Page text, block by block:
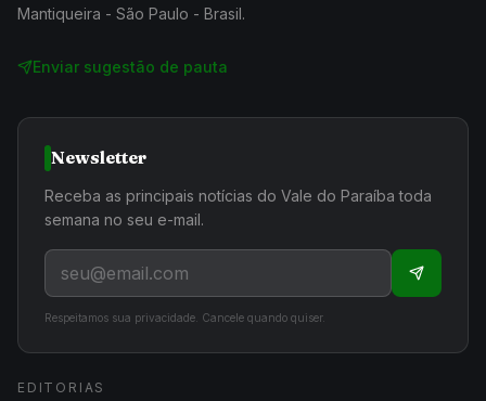
Mantiqueira - São Paulo - Brasil.
Enviar sugestão de pauta
Newsletter
Receba as principais notícias do Vale do Paraíba toda
semana no seu e-mail.
Respeitamos sua privacidade. Cancele quando quiser.
EDITORIAS